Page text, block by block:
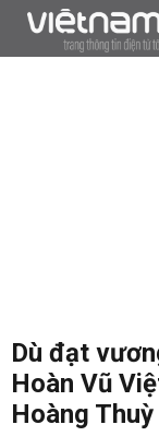
Dù đạt
Hoàn Vũ
Hoàng